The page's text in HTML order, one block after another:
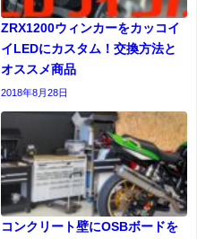
ZRX1200ウィンカーをカッコイ
イLEDにカスタム！交換方法と
オススメ商品
2018年8月28日
コンクリート壁にOSBボードを